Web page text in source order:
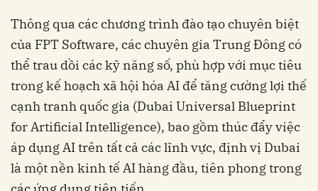
Thông qua các chương trình đào tạo chuyên biệt
của FPT Software, ‏‏các chuyên gia Trung Đông có
thể trau dồi các kỹ năng số, phù hợp với mục tiêu
trong kế hoạch xã hội hóa AI để tăng cường lợi thế
cạnh tranh quốc gia (Dubai Universal Blueprint
for Artificial Intelligence), bao gồm thúc đẩy việc
áp dụng AI trên tất cả các lĩnh vực, định vị Dubai
là một nền kinh tế AI hàng đầu, tiên phong trong